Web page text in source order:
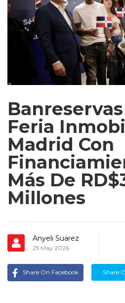
Feria
Madrid Con
Más De
Millones
Anyeli Suarez
25 May 2026
Share On Facebook Share